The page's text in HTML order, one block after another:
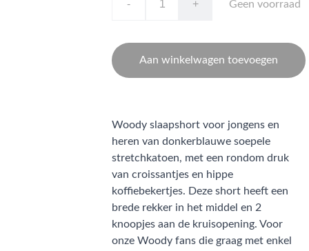
- + Geen voorraad
Aan winkelwagen toevoegen
Woody slaapshort voor jongens en
heren van donkerblauwe soepele
stretchkatoen, met een rondom druk
van croissantjes en hippe
koffiebekertjes. Deze short heeft een
brede rekker in het middel en 2
knoopjes aan de kruisopening. Voor
onze Woody fans die graag met enkel